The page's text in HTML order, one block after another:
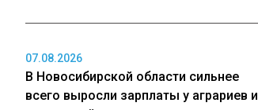
07.08.2026
В Новосибирской области сильнее
всего выросли зарплаты у аграриев и